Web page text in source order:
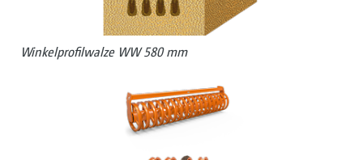
Winkelprofilwalze WW 580 mm